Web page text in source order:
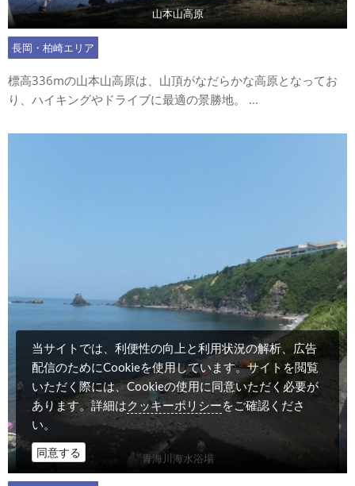
山本山高原
長岡・柏崎エリア
標高336mの山本山高原は、山頂がなだらかな高原となってお
り、ハイキングやドライブに最適の景勝地。 ...
青海川海水浴場
当サイトでは、利便性の向上と利用状況の解析、広告
配信のためにCookieを使用しています。サイトを閲覧
いただく際には、Cookieの使用に同意いただく必要が
あります。詳細はクッキーポリシーをご確認くださ
い。
同意する